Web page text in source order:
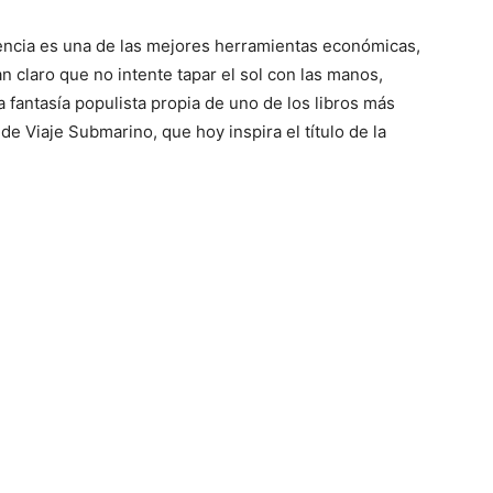
es una de las mejores herramientas económicas,
claro que no intente tapar el sol con las manos,
populista propia de uno de los libros más
Viaje Submarino, que hoy inspira el título de la